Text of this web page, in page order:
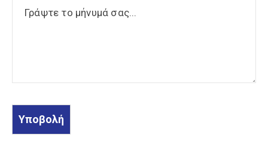
Διεύθυνση
(Προ)Σχολικής Αγωγής